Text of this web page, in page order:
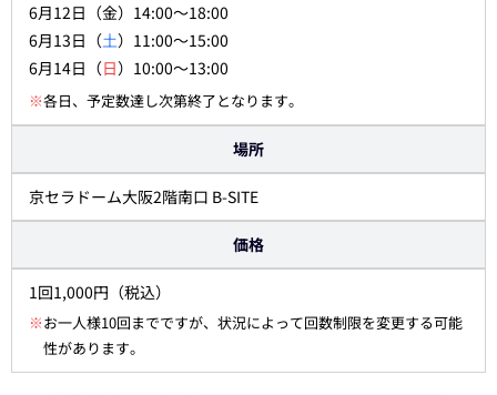
6月12日（金）14:00～18:00
6月13日（土）11:00～15:00
6月14日（日）10:00～13:00
※各日、予定数達し次第終了となります。
場所
京セラドーム大阪2階南口 B-SITE
価格
1回1,000円（税込）
※お一人様10回までですが、状況によって回数制限を変更する可能
性があります。